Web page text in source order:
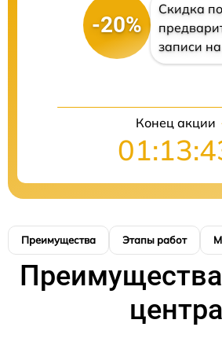
-20%
Скидка по
записи
Конец акции
Преимущества Этапы работ
центра